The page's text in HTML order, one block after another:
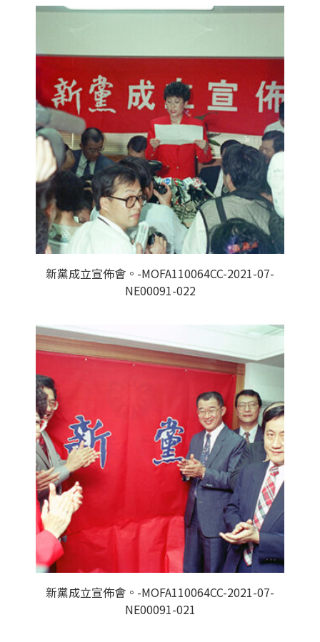
新黨成立宣佈會。-MOFA110064CC-2021-07-
NE00091-022
新黨成立宣佈會。-MOFA110064CC-2021-07-
NE00091-021